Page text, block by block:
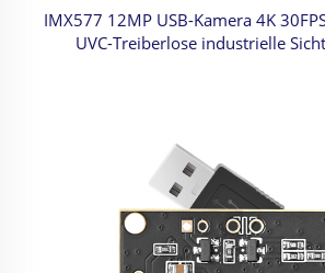
IMX577 12MP USB-Kamera 4K
UVC-Treiberlose industrielle